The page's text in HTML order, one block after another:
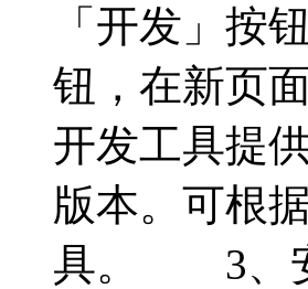
「开发」
钮，在新页
开发工具提
版本。可根
具。 3、安